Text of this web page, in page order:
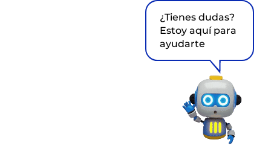
¿Tienes dudas?
Estoy aquí para
ayudarte